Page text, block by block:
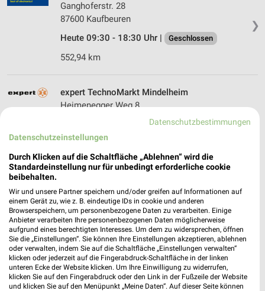
❯
Ganghoferstr. 28
87600 Kaufbeuren
Heute 09:30 - 18:30 Uhr |
Geschlossen
552,94 km
expert TechnoMarkt Mindelheim
Heimenegger Weg 8
Heute 09:30 - 19:00 Uhr |
538,35 km
EURONICS Der Laden Mindelheim
Industriestr. 12
87719 Mindelheim
Heute 09:00 - 12:30 13:15 - 18:15 Uhr |
Geschlossen
538,86 km
Datenschutzbestimmungen
Datenschutzeinstellungen
Durch Klicken auf die Schaltfläche „Ablehnen“ wird die
Standardeinstellung nur für unbedingt erforderliche cookie
beibehalten.
Wir und unsere Partner speichern und/oder greifen auf Informationen auf
einem Gerät zu, wie z. B. eindeutige IDs in cookie und anderen
Browserspeichern, um personenbezogene Daten zu verarbeiten. Einige
Anbieter verarbeiten Ihre personenbezogenen Daten möglicherweise
aufgrund eines berechtigten Interesses. Um dem zu widersprechen, öffnen
Sie die „Einstellungen“. Sie können Ihre Einstellungen akzeptieren, ablehnen
oder verwalten, indem Sie auf die Schaltfläche „Einstellungen verwalten“
klicken oder jederzeit auf die Fingerabdruck-Schaltfläche in der linken
unteren Ecke der Website klicken. Um Ihre Einwilligung zu widerrufen,
klicken Sie auf den Fingerabdruck oder den Link in der Fußzeile der Website
und klicken Sie auf den Menüpunkt „Meine Daten“. Auf dieser Seite können